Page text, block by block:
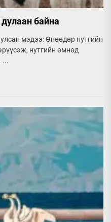
байна
мэдээ: Өнөөдөр нутгийн
нутгийн өмнөд
...